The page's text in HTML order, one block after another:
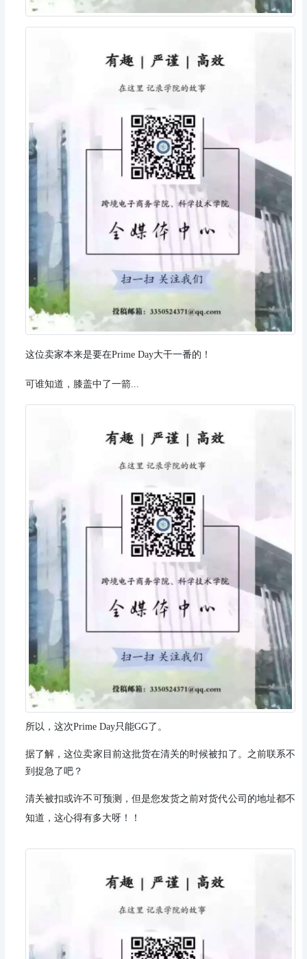
这位卖家本来是要在Prime Day大干一番的！
可谁知道，膝盖中了一箭...
所以，这次Prime Day只能GG了。
据了解，这位卖家目前这批货在清关的时候被扣了。 之前联系不
到捉急了吧？
清关被扣或许不可预测， 但是您发货之前对货代公司的地址都不
知道， 这心得有多大呀！！